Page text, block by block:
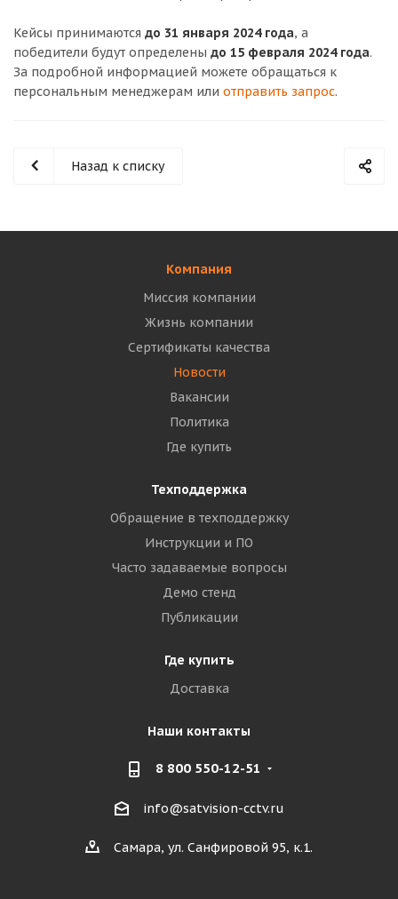
Кейсы принимаются до 31 января 2024 года, а
победители будут определены до 15 февраля 2024 года.
За подробной информацией можете обращаться к
персональным менеджерам или отправить запрос.
Назад к списку
Компания
Миссия компании
Жизнь компании
Сертификаты качества
Новости
Вакансии
Политика
Где купить
Техподдержка
Обращение в техподдержку
Инструкции и ПО
Часто задаваемые вопросы
Демо стенд
Публикации
Где купить
Доставка
Наши контакты
8 800 550-12-51
info@satvision-cctv.ru
Самара, ул. Санфировой 95, к.1.